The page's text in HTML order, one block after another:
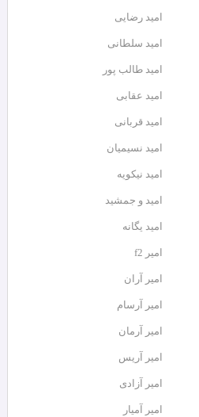
امید رضایی
امید سلطانی
امید طالب پور
امید عقابی
امید قربانی
امید نسیمیان
امید نیکویه
امید و جمشید
امید یگانه
امیر f2
امیر آران
امیر آرسام
امیر آرمان
امیر آریس
امیر آزادی
امیر آمیار